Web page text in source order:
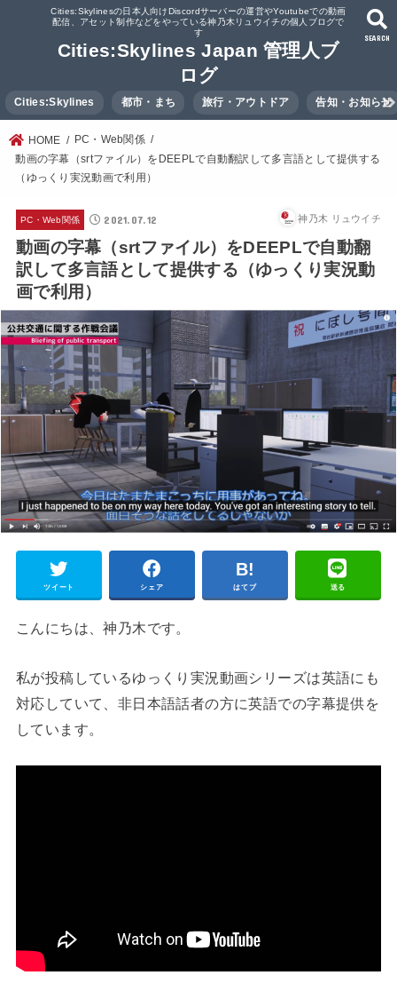
Cities:Skylinesの日本人向けDiscordサーバーの運営やYoutubeでの動画
配信、アセット制作などをやっている神乃木リュウイチの個人ブログで
す
Cities:Skylines Japan 管理人ブ
ログ
SEARCH
Cities:Skylines 都市・まち 旅行・アウトドア 告知・お知らせ
HOME
PC・Web関係
動画の字幕（srtファイル）をDEEPLで自動翻訳して多言語として提供する
（ゆっくり実況動画で利用）
PC・Web関係 2021.07.12 神乃木 リュウイチ
動画の字幕（srtファイル）をDEEPLで自動翻
訳して多言語として提供する（ゆっくり実況動
画で利用）
ツイート シェア はてブ 送る
こんにちは、神乃木です。
私が投稿しているゆっくり実況動画シリーズは英語にも
対応していて、非日本語話者の方に英語での字幕提供を
しています。